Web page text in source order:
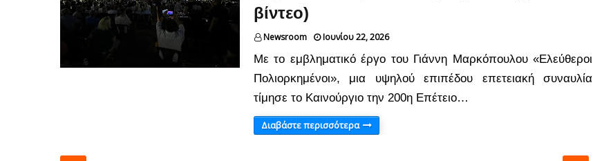
βίντεο)
Newsroom Ιουνίου 22, 2026
Με το εμβληματικό έργο του Γιάννη Μαρκόπουλου «Ελεύθεροι
Πολιορκημένοι», μια υψηλού επιπέδου επετειακή συναυλία
τίμησε το Καινούργιο την 200η Επέτειο…
Διαβάστε περισσότερα